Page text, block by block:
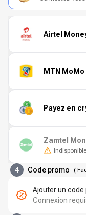
Airtel
MTN
Payez en
Zamtel
4 Code promo (
Ajouter un code
Connexion